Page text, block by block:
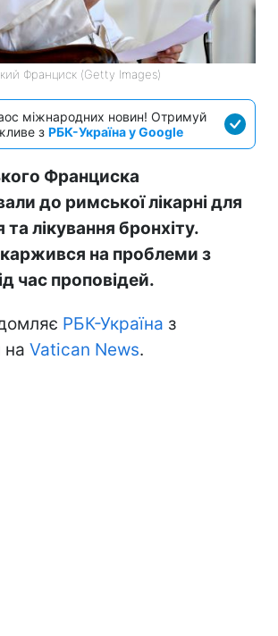
Франциск (Getty Images)
міжнародних новин! Отримуй
з РБК-Україна у Google
Франциска
до римської лікарні для
лікування бронхіту.
на проблеми з
час проповідей.
РБК-Україна з
на Vatican News.